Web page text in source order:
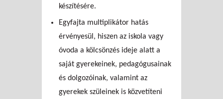
készítésére.
Egyfajta multiplikátor hatás
érvényesül, hiszen az iskola vagy
óvoda a kölcsönzés ideje alatt a
saját gyerekeinek, pedagógusainak
és dolgozóinak, valamint az
gyerekek szüleinek is közvetíteni